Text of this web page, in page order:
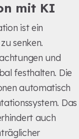
mit KI
ist ein
senken.
und
festhalten. Die
automatisch
Das
auch